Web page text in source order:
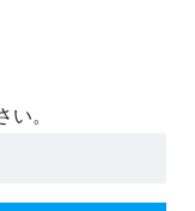
い。